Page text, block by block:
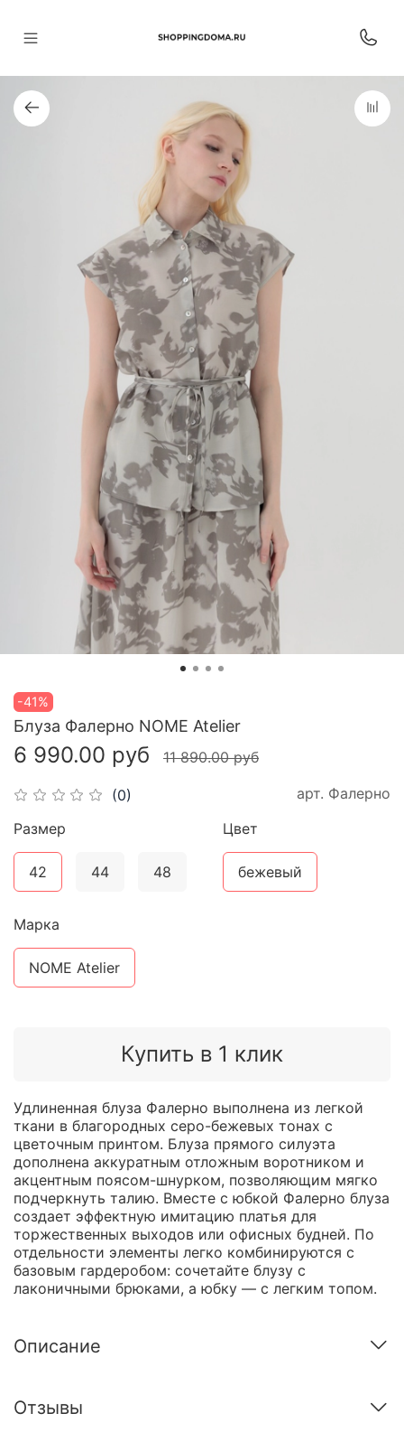
-41%
(0) арт. Фалерно
Блуза Фалерно NOME Atelier
6 990.00 руб 11 890.00 руб
Купить в 1 клик
Размер
42 44 48
Цвет
бежевый
Марка
NOME Atelier
Удлиненная блуза Фалерно выполнена из легкой
ткани в благородных серо-бежевых тонах с
цветочным принтом. Блуза прямого силуэта
дополнена аккуратным отложным воротником и
акцентным поясом-шнурком, позволяющим мягко
подчеркнуть талию. Вместе с юбкой Фалерно блуза
создает эффектную имитацию платья для
торжественных выходов или офисных будней. По
отдельности элементы легко комбинируются с
базовым гардеробом: сочетайте блузу с
лаконичными брюками, а юбку — с легким топом.
Описание
Отзывы